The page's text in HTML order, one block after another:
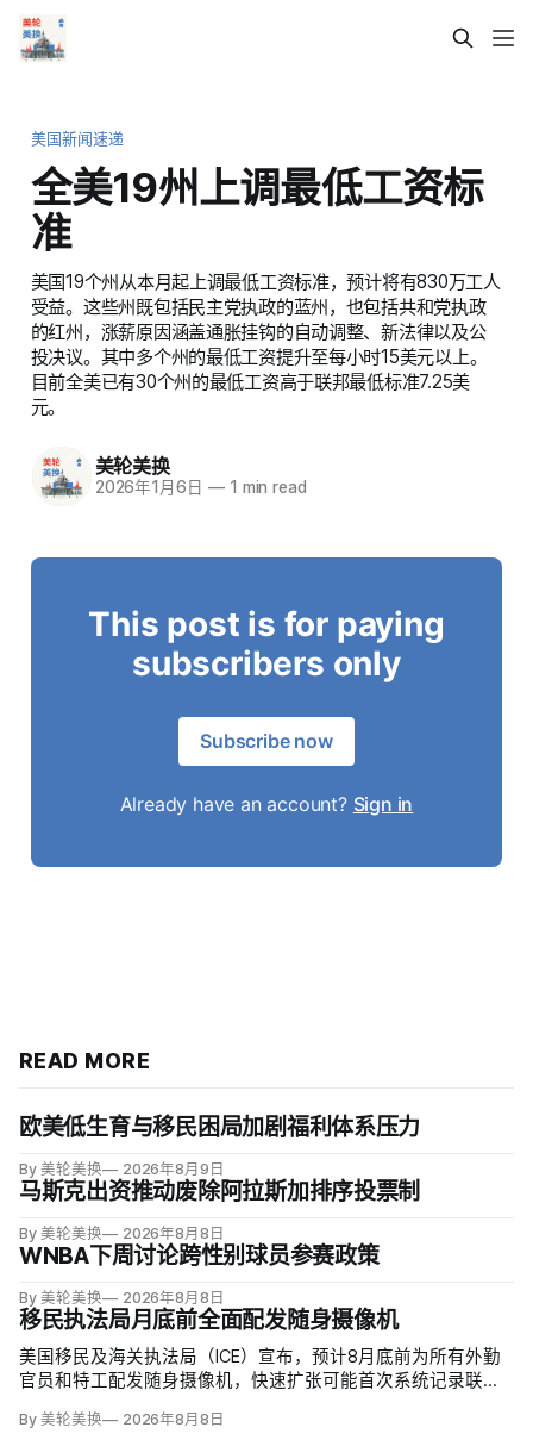
美国新闻速递
全美19州上调最低工资标
准
美国19个州从本月起上调最低工资标准，预计将有830万工人
受益。这些州既包括民主党执政的蓝州，也包括共和党执政
的红州，涨薪原因涵盖通胀挂钩的自动调整、新法律以及公
投决议。其中多个州的最低工资提升至每小时15美元以上。
目前全美已有30个州的最低工资高于联邦最低标准7.25美
元。
美轮美换
2026年1月6日 —1 min read
This post is for paying
subscribers only
Subscribe now
Already have an account? Sign in
READ MORE
欧美低生育与移民困局加剧福利体系压力
By 美轮美换 2026年8月9日
马斯克出资推动废除阿拉斯加排序投票制
By 美轮美换 2026年8月8日
WNBA下周讨论跨性别球员参赛政策
By 美轮美换 2026年8月8日
移民执法局月底前全面配发随身摄像机
美国移民及海关执法局（ICE）宣布，预计8月底前为所有外勤
官员和特工配发随身摄像机，快速扩张可能首次系统记录联邦
代理局长戴维·文图雷拉（David J. Venturella）称，涉及羁押中
By 美轮美换 2026年8月8日